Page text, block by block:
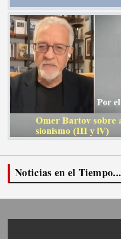
Noticias en el Tiempo...